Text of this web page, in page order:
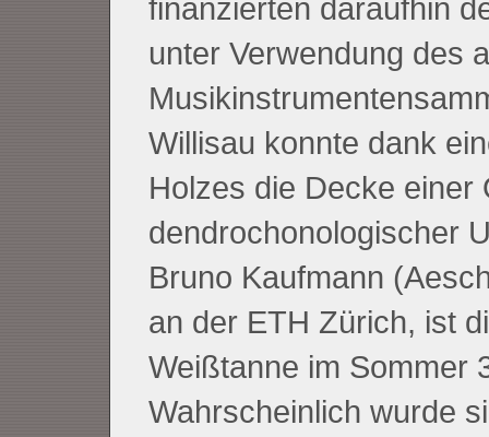
finanzierten daraufhin
unter Verwendung des
Willisau konnte dank
Holzes die Decke einer
dendrochonologischer
Bruno Kaufmann
an der ETH Zürich, ist
Weißtanne im Sommer
Wahrscheinlich wurde